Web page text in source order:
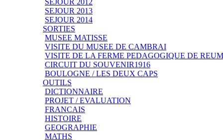
SEJOUR 2013
SEJOUR 2014
SORTIES
MUSEE MATISSE
VISITE DU MUSEE DE CAMBRAI
VISITE DE LA FERME PEDAGOGIQUE DE
CIRCUIT DU SOUVENIR1916
BOULOGNE / LES DEUX CAPS
OUTILS
DICTIONNAIRE
PROJET / EVALUATION
FRANCAIS
HISTOIRE
GEOGRAPHIE
MATHS